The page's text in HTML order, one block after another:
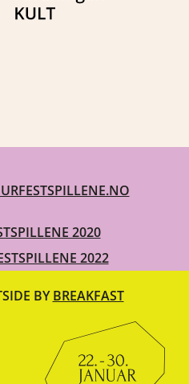
2020
2022
BYBREAKFAST